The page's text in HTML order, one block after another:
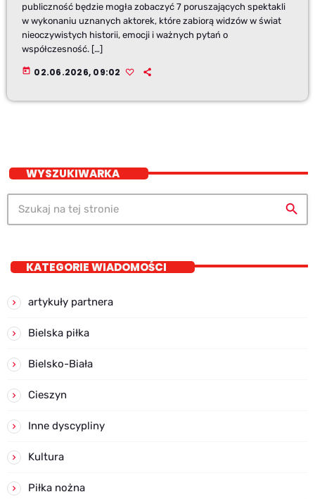
publiczność będzie mogła zobaczyć 7 poruszających spektakli
w wykonaniu uznanych aktorek, które zabiorą widzów w świat
nieoczywistych historii, emocji i ważnych pytań o
współczesność. […]
today 02.06.2026, 09:02
WYSZUKIWARKA
search
KATEGORIE WIADOMOŚCI
artykuły partnera
Bielska piłka
Bielsko-Biała
Cieszyn
Inne dyscypliny
Kultura
Piłka nożna